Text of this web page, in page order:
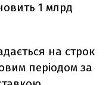
1 млрд
на строк
періодом за